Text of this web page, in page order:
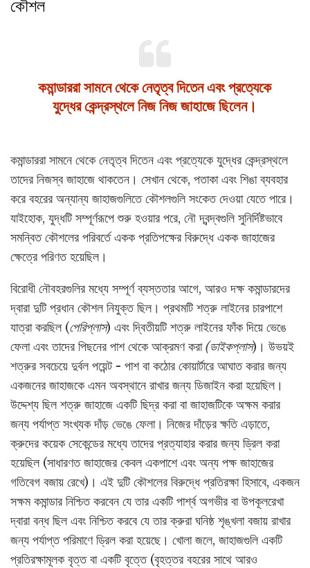
কৌশল
কমান্ডাররা সামনে থেকে নেতৃত্ব দিতেন এবং প্রত্যেকে
যুদ্ধের কেন্দ্রস্থলে নিজ নিজ জাহাজে ছিলেন।
কমান্ডাররা সামনে থেকে নেতৃত্ব দিতেন এবং প্রত্যেকে যুদ্ধের কেন্দ্রস্থলে
তাদের নিজস্ব জাহাজে থাকতেন। সেখান থেকে, পতাকা এবং শিঙা ব্যবহার
করে বহরের অন্যান্য জাহাজগুলিতে কৌশলগুলি সংকেত দেওয়া যেতে পারে।
যাইহোক, যুদ্ধটি সম্পূর্ণরূপে শুরু হওয়ার পরে, নৌ দ্বন্দ্বগুলি সুনির্দিষ্টভাবে
সমন্বিত কৌশলের পরিবর্তে একক প্রতিপক্ষের বিরুদ্ধে একক জাহাজের
ক্ষেত্রে পরিণত হয়েছিল।
বিরোধী নৌবহরগুলির মধ্যে সম্পূর্ণ ব্যস্ততার আগে, আরও দক্ষ কমান্ডারদের
দ্বারা দুটি প্রধান কৌশল নিযুক্ত ছিল। প্রথমটি শত্রু লাইনের চারপাশে
যাত্রা করছিল (পেরিপ্লাস) এবং দ্বিতীয়টি শত্রু লাইনের ফাঁক দিয়ে ভেঙে
ফেলা এবং তাদের পিছনের পাশ থেকে আক্রমণ করা(ডাইকপ্লাস)। উভয়ই
শত্রুর সবচেয়ে দুর্বল পয়েন্ট - পাশ বা কঠোর কোয়ার্টারে আঘাত করার জন্য
একজনের জাহাজকে এমন অবস্থানে রাখার জন্য ডিজাইন করা হয়েছিল।
উদ্দেশ্য ছিল শত্রু জাহাজে একটি ছিদ্র করা বা জাহাজটিকে অক্ষম করার
জন্য পর্যাপ্ত সংখ্যক দাঁড় ভেঙে ফেলা। নিজের দাঁড়ের ক্ষতি এড়াতে,
ক্রুদের কয়েক সেকেন্ডের মধ্যে তাদের প্রত্যাহার করার জন্য ড্রিল করা
হয়েছিল (সাধারণত জাহাজের কেবল একপাশে এবং অন্য পক্ষ জাহাজের
গতিবেগ বজায় রেখে)। এই দুটি কৌশলের বিরুদ্ধে প্রতিরক্ষা হিসাবে, একজন
সক্ষম কমান্ডার নিশ্চিত করবেন যে তার একটি পার্শ্ব অগভীর বা উপকূলরেখা
দ্বারা বন্ধ ছিল এবং নিশ্চিত করবে যে তার ক্রুরা ঘনিষ্ঠ শৃঙ্খলা বজায় রাখার
জন্য পর্যাপ্ত পরিমাণে ড্রিল করা হয়েছে। খোলা জলে, জাহাজগুলি একটি
প্রতিরক্ষামূলক বৃত্ত বা একটি বৃত্তে (বৃহত্তর বহরের সাথে আরও